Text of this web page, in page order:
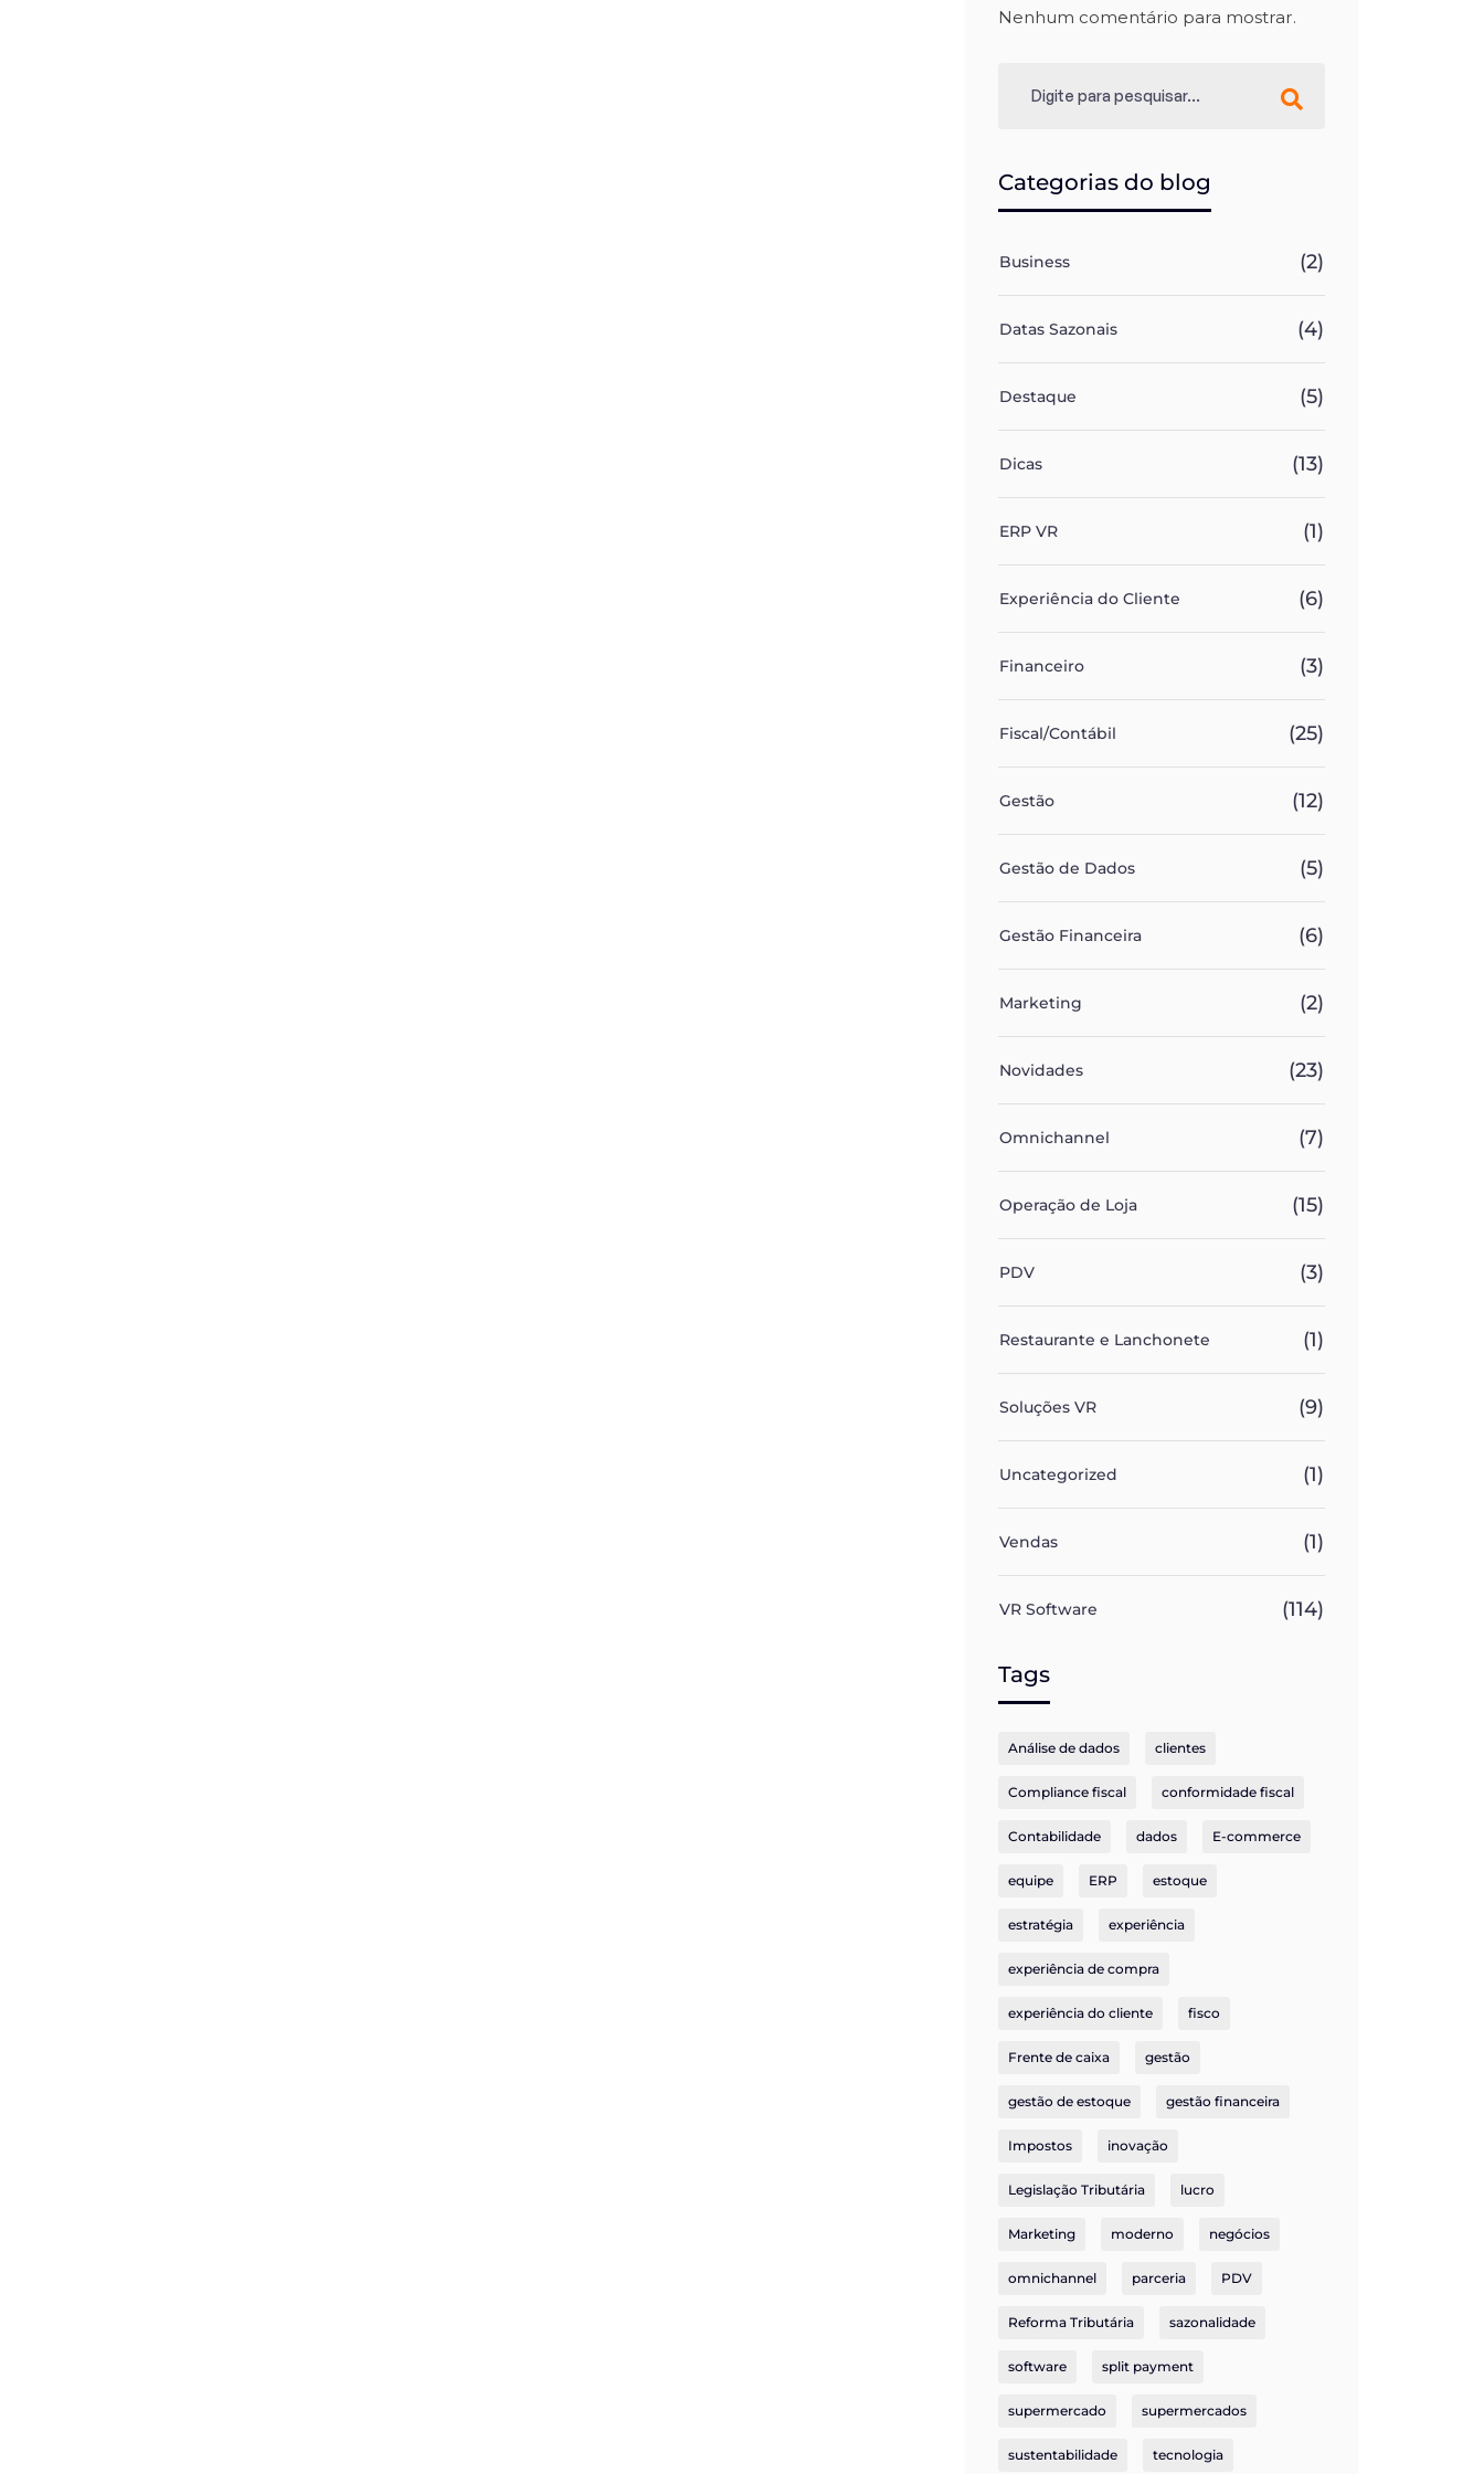
Nenhum comentário para mostrar.
Categorias do blog
Business (2)
Datas Sazonais (4)
Destaque (5)
Dicas (13)
ERP VR (1)
Experiência do Cliente (6)
Financeiro (3)
Fiscal/Contábil (25)
Gestão (12)
Gestão de Dados (5)
Gestão Financeira (6)
Marketing (2)
Novidades (23)
Omnichannel (7)
Operação de Loja (15)
PDV (3)
Restaurante e Lanchonete (1)
Soluções VR (9)
Uncategorized (1)
Vendas (1)
VR Software (114)
Tags
Análise de dados clientes
Compliance fiscal conformidade fiscal
Contabilidade dados E-commerce
equipe ERP estoque
estratégia experiência
experiência de compra
experiência do cliente fisco
Frente de caixa gestão
gestão de estoque gestão financeira
Impostos inovação
Legislação Tributária lucro
Marketing moderno negócios
omnichannel parceria PDV
Reforma Tributária sazonalidade
software split payment
supermercado supermercados
sustentabilidade tecnologia